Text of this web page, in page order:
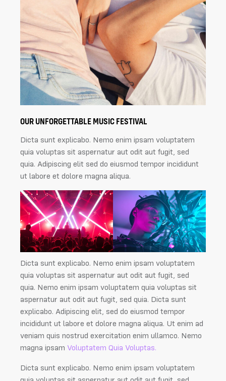
OUR UNFORGETTABLE MUSIC FESTIVAL
Dicta sunt explicabo. Nemo enim ipsam voluptatem
quia voluptas sit aspernatur aut odit aut fugit, sed
quia. Adipiscing elit sed do eiusmod tempor incididunt
ut labore et dolore magna aliqua.
Dicta sunt explicabo. Nemo enim ipsam voluptatem
quia voluptas sit aspernatur aut odit aut fugit, sed
quia. Nemo enim ipsam voluptatem quia voluptas sit
aspernatur aut odit aut fugit, sed quia. Dicta sunt
explicabo. Adipiscing elit, sed do eiusmod tempor
incididunt ut labore et dolore magna aliqua. Ut enim ad
veniam quis nostrud exercitation enim ullamco. Nemo
magna ipsam Voluptatem Quia Voluptas.
Dicta sunt explicabo. Nemo enim ipsam voluptatem